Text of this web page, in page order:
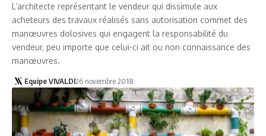
L’architecte représentant le vendeur qui dissimule aux
acheteurs des travaux réalisés sans autorisation commet des
manœuvres dolosives qui engagent la responsabilité du
vendeur, peu importe que celui-ci ait ou non connaissance des
manœuvres.
Equipe VIVALDI26 novembre 2018